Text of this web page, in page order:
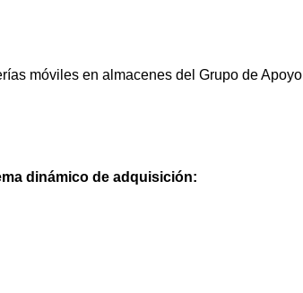
móviles en almacenes del Grupo de
dinámico de adquisición: